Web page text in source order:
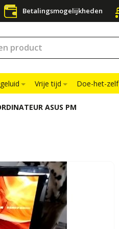
Betalingsmogelijkheden
Vrije tijd Doe-het-zelf
ASUS PM